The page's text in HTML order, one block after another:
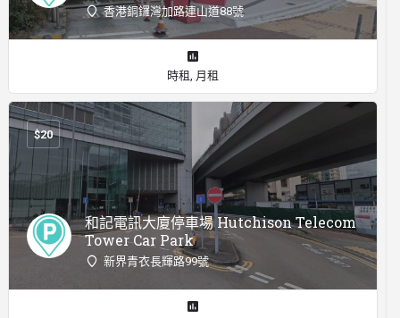
香港銅鑼灣加路連山道88號
時租, 月租
和記電訊大廈停車場 Hutchison Telecom
Tower Car Park
新界青衣長輝路99號
$20